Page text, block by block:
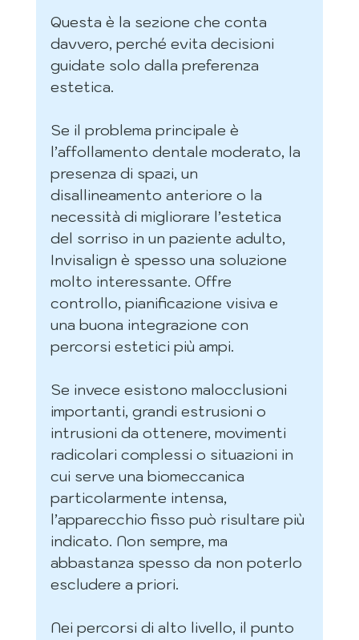
Questa è la sezione che conta
davvero, perché evita decisioni
guidate solo dalla preferenza
estetica.
Se il problema principale è
l’affollamento dentale moderato, la
presenza di spazi, un
disallineamento anteriore o la
necessità di migliorare l’estetica
del sorriso in un paziente adulto,
Invisalign è spesso una soluzione
molto interessante. Offre
controllo, pianificazione visiva e
una buona integrazione con
percorsi estetici più ampi.
Se invece esistono malocclusioni
importanti, grandi estrusioni o
intrusioni da ottenere, movimenti
radicolari complessi o situazioni in
cui serve una biomeccanica
particolarmente intensa,
l’apparecchio fisso può risultare più
indicato. Non sempre, ma
abbastanza spesso da non poterlo
escludere a priori.
Nei percorsi di alto livello, il punto